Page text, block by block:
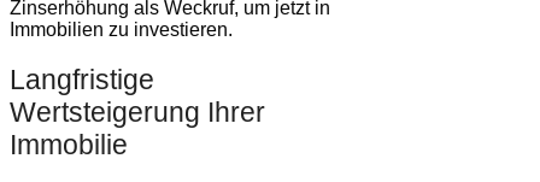
Zinserhöhung als Weckruf, um jetzt in
Immobilien zu investieren.
Langfristige
Wertsteigerung Ihrer
Immobilie